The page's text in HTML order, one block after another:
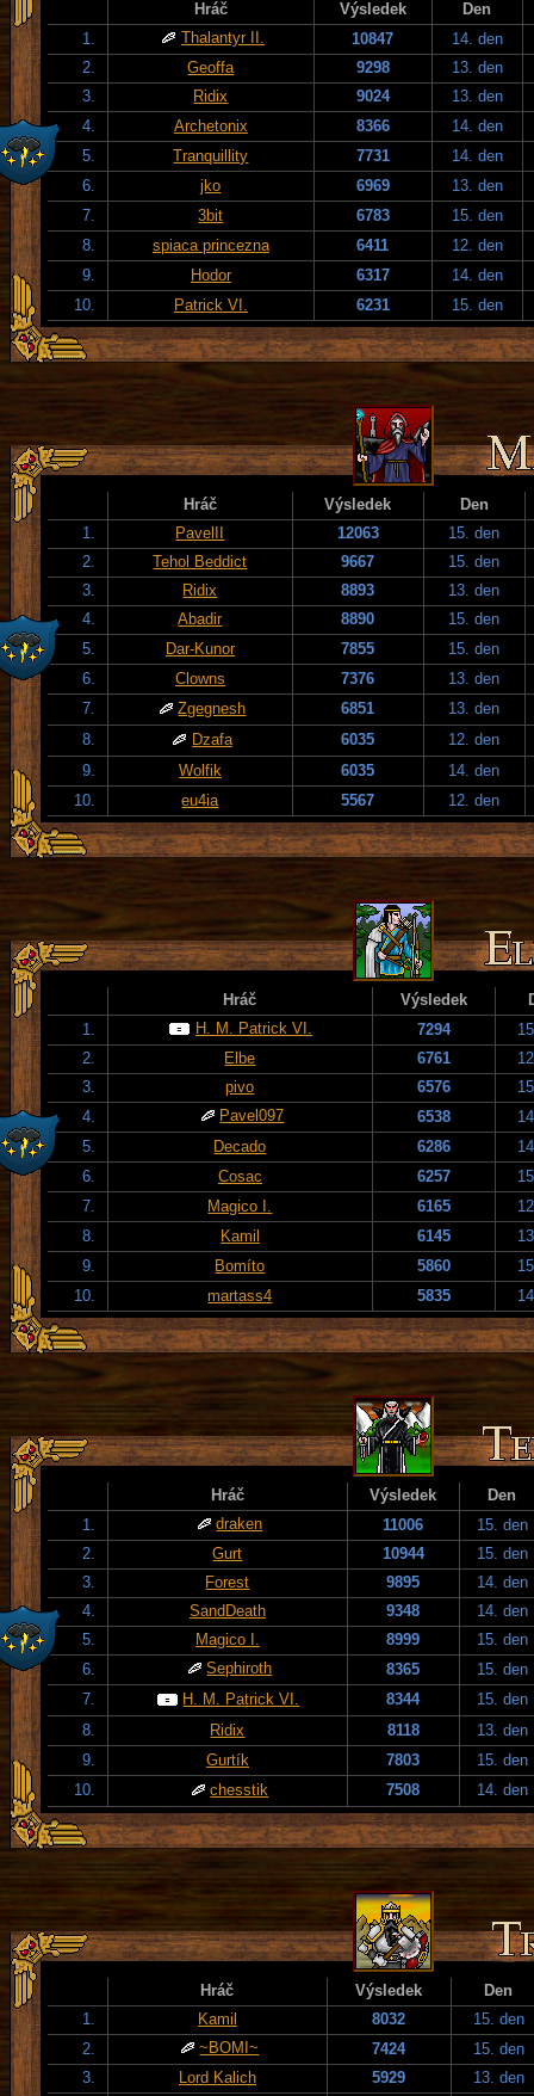
Hráč Výsledek
Den
1.
Thalantyr II. 10847
14. den
2.
Geoffa 9298
13. den
3.
Ridix 9024
13. den
4.
Archetonix 8366
14. den
5.
Tranquillity 7731
14. den
6.
jko 6969
13. den
7.
3bit 6783
15. den
8.
spiaca princezna 6411
12. den
9.
Hodor 6317
14. den
10.
Patrick VI. 6231 15. den
Hráč Výsledek
Den
1.
PavelII 12063
15. den
2.
Tehol Beddict 9667
15. den
3.
Ridix 8893
13. den
4.
Abadir 8890
15. den
5.
Dar-Kunor 7855
15. den
6.
Clowns 7376
13. den
7.
Zgegnesh 6851
13. den
8.
Dzafa 6035
12. den
9.
Wolfik 6035
14. den
10.
eu4ia 5567 12. den
Hráč Výsledek
1.
H. M. Patrick VI. 7294
2.
Elbe 6761
3.
pivo 6576
4.
Pavel097 6538
5.
Decado 6286
6.
Cosac 6257
7.
Magico I. 6165
8.
Kamil 6145
9.
Bomíto 5860
10.
martass4 5835
Hráč Výsledek
Den
1.
draken 11006
15. den
2.
Gurt 10944
15. den
3.
Forest 9895
14. den
4.
SandDeath 9348
14. den
5.
Magico I. 8999
15. den
6.
Sephiroth 8365
15. den
7.
H. M. Patrick VI. 8344
15. den
8.
Ridix 8118
13. den
9.
Gurtík 7803
15. den
10.
chesstik 7508 14. den
Hráč Výsledek
Den
1.
Kamil 8032
15. den
2.
~BOMI~ 7424
15. den
3.
Lord Kalich 5929
13. den